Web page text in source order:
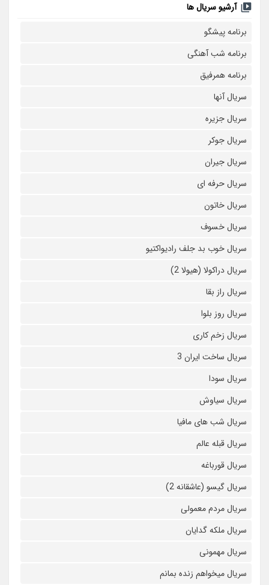
آرشیو سریال ها
برنامه پیشگو
برنامه شب آهنگی
برنامه همرفیق
سریال آنها
سریال جزیره
سریال جوکر
سریال جیران
سریال حرفه ای
سریال خاتون
سریال خسوف
سریال خوب بد جلف رادیواکتیو
سریال دراکولا (هیولا 2)
سریال راز بقا
سریال روز بلوا
سریال زخم کاری
سریال ساخت ایران 3
سریال سودا
سریال سیاوش
سریال شب های مافیا
سریال قبله عالم
سریال قورباغه
سریال گیسو (عاشقانه 2)
سریال مردم معمولی
سریال ملکه گدایان
سریال مهمونی
سریال میخواهم زنده بمانم